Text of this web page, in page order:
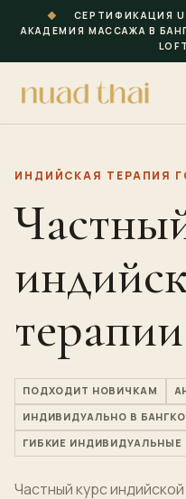
◆ СЕРТИФИКАЦИЯ
АКАДЕМИЯ МАССАЖА В
ИНДИЙСКАЯ ТЕРАПИЯ
ПОДХОДИТ НОВИЧКАМ
ИНДИВИДУАЛЬНО В
ГИБКИЕ ИНДИВИДУАЛЬНЫЕ
Частный курс